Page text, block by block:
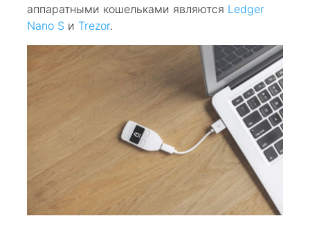
аппаратными кошельками являются Ledger
Nano S и Trezor.